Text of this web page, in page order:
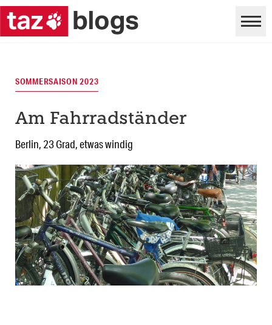
SOMMERSAISON 2023
Am Fahrradständer
Berlin, 23 Grad, etwas windig